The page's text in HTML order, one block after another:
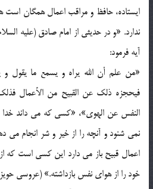
ایستاده، حافظ و مراقب اعمال همگان
ندارد. «و در حدیثی از امام صادق (علیه
آیه فرمود:
«من علم أن الله یراه و یسمع ما یقول و
فیحجزه ذلک عن القبیح من الأعمال
النفس عن الهوی»، «کسی که می داند خدا
نمی شنود و آنچه را از خیر و شر انجام می
اعمال قبیح باز می دارد این کسی است که
خود را از هوای نفس بازداشته.» (عروسی حویزی،